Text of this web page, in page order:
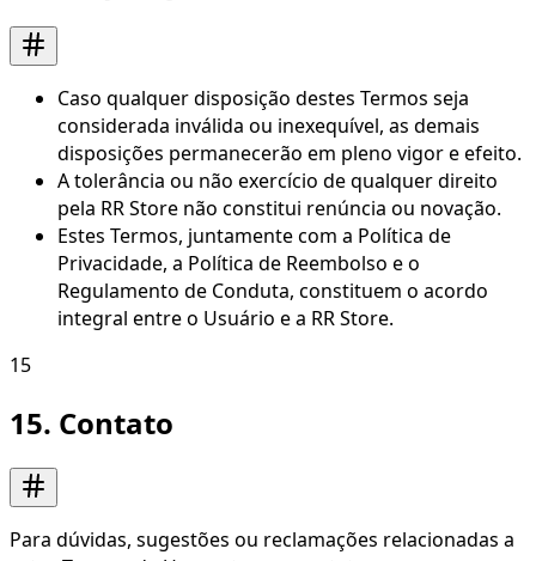
Caso qualquer disposição destes Termos seja
considerada inválida ou inexequível, as demais
disposições permanecerão em pleno vigor e efeito.
A tolerância ou não exercício de qualquer direito
pela RR Store não constitui renúncia ou novação.
Estes Termos, juntamente com a Política de
Privacidade, a Política de Reembolso e o
Regulamento de Conduta, constituem o acordo
integral entre o Usuário e a RR Store.
15
15. Contato
Para dúvidas, sugestões ou reclamações relacionadas a